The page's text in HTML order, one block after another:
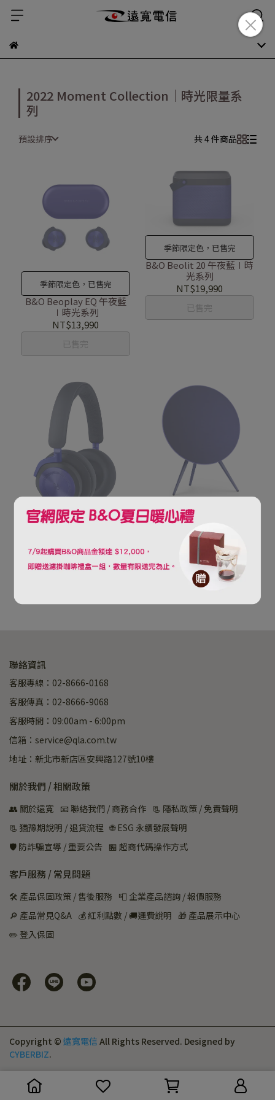
2022 Moment Collection｜時光限量系
列
預設排序 共 4 件商品
季節限定色，已售完
B&O Beoplay EQ 午夜藍
∣時光系列
NT$13,990
已售完
季節限定色，已售完
B&O Beolit 20 午夜藍∣時
光系列
NT$19,990
已售完
B&O Beoplay HX 午夜藍
∣時光系列
NT$19,990
季節限定色
B&O Beoplay A9 午夜藍∣
時光系列
NT$117,990
已售完
聯絡資訊
客服專線：02-8666-0168
客服傳真：02-8666-9068
客服時間：09:00am - 6:00pm
信箱：service@qla.com.tw
地址：新北市新店區安興路127號10樓
關於我們 / 相關政策
👥 關於遠寬 📧 聯絡我們 / 商務合作 📃 隱私政策 / 免責聲明
📃 猶豫期說明 / 退貨流程 🌐 ESG 永續發展聲明
🛡️ 防詐騙宣導 / 重要公告 🏪 超商代碼操作方式
客戶服務 / 常見問題
🛠 產品保固政策 / 售後服務 📮 企業產品諮詢 / 報價服務
🔎 產品常見Q&A 💰 紅利點數 / 🚚運費說明 🎁 產品展示中心
✏️ 登入保固
Copyright © 遠寬電信 All Rights Reserved. Designed by
CYBERBIZ.